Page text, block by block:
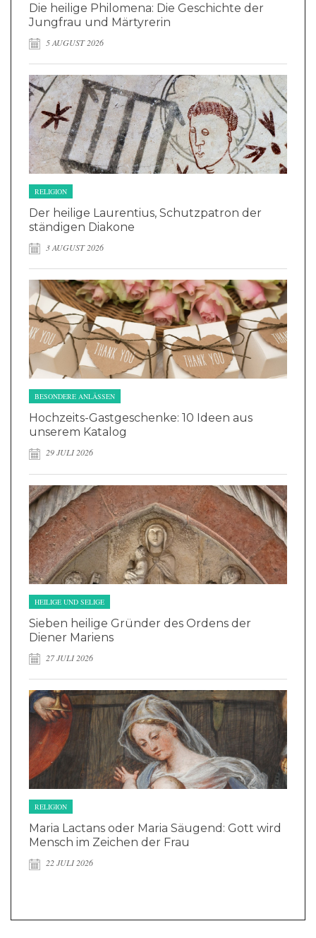
Die heilige Philomena: Die Geschichte der
Jungfrau und Märtyrerin
5 AUGUST 2026
RELIGION
Der heilige Laurentius, Schutzpatron der
ständigen Diakone
3 AUGUST 2026
BESONDERE ANLÄSSEN
Hochzeits-Gastgeschenke: 10 Ideen aus
unserem Katalog
29 JULI 2026
HEILIGE UND SELIGE
Sieben heilige Gründer des Ordens der
Diener Mariens
27 JULI 2026
RELIGION
Maria Lactans oder Maria Säugend: Gott wird
Mensch im Zeichen der Frau
22 JULI 2026